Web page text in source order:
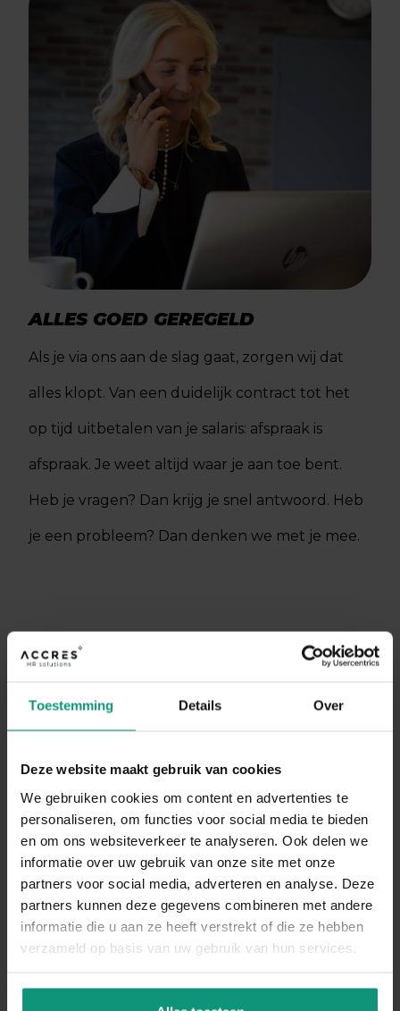
Toestemming Details Over
Deze website maakt gebruik van cookies
We gebruiken cookies om content en advertenties te
personaliseren, om functies voor social media te bieden
en om ons websiteverkeer te analyseren. Ook delen we
informatie over uw gebruik van onze site met onze
partners voor social media, adverteren en analyse. Deze
partners kunnen deze gegevens combineren met andere
informatie die u aan ze heeft verstrekt of die ze hebben
verzameld op basis van uw gebruik van hun services.
ALLES GOED GEREGELD
Als je via ons aan de slag gaat, zorgen wij dat
alles klopt. Van een duidelijk contract tot het
op tijd uitbetalen van je salaris: afspraak is
afspraak. Je weet altijd waar je aan toe bent.
Heb je vragen? Dan krijg je snel antwoord. Heb
je een probleem? Dan denken we met je mee.
VERWACHTEN
Wij doen wat we beloven en we verwachten
dat jij dat ook doet. We houden van
duidelijkheid, eerlijkheid en open
communicatie. Alleen dan zorgen we samen
voor werk dat wérkt. Wij beloven het volgende: